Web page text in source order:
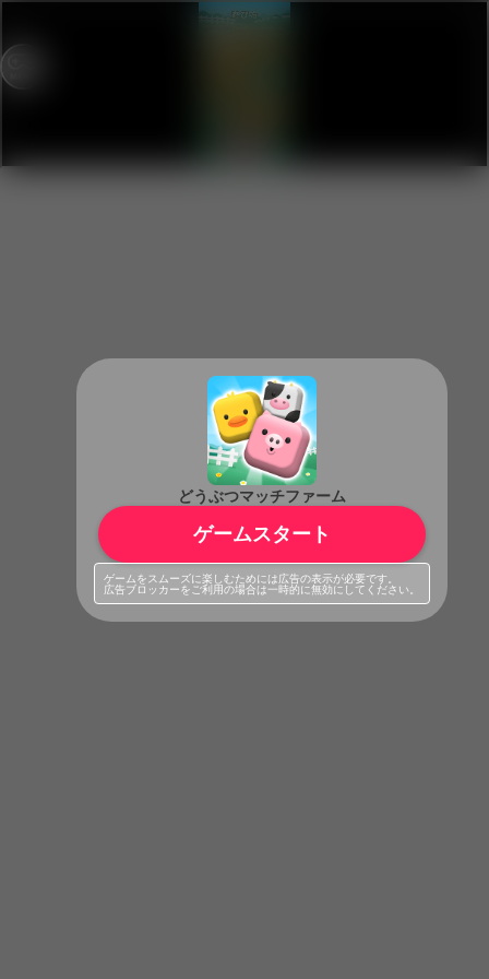
どうぶつマッチファーム
ゲームスタート
ゲームをスムーズに楽しむためには広告の表示が必要です。
広告ブロッカーをご利用の場合は一時的に無効にしてください。